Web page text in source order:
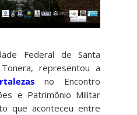
Federal de Santa
representou a
no Encontro
e Patrimônio Militar
que aconteceu entre